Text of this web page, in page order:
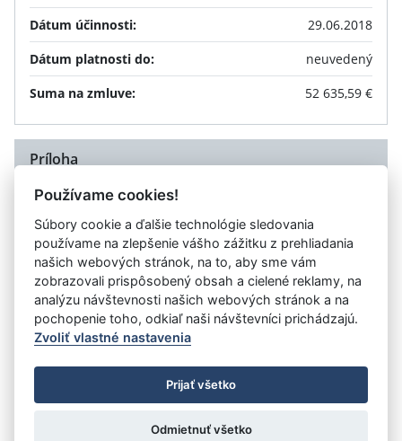
Dátum účinnosti:
29.06.2018
Dátum platnosti do:
neuvedený
Suma na zmluve:
52 635,59 €
Príloha
2017/000003-027 na realizáciu akcie „Bratislava
KEÚ PZ, rekonštrukcia bloku D“ (., )
Návrat späť na zmluvu
Úrad vlády SR
- Všetky práva vyhradené
Prehlásenie o prístupnosti
Zmluvy do 31.12.2010
Nastavenia cookies
Používame cookies!
Súbory cookie a ďalšie technológie sledovania
používame na zlepšenie vášho zážitku z prehliadania
našich webových stránok, na to, aby sme vám
zobrazovali prispôsobený obsah a cielené reklamy, na
analýzu návštevnosti našich webových stránok a na
pochopenie toho, odkiaľ naši návštevníci prichádzajú.
Zvoliť vlastné nastavenia
Prijať všetko
Odmietnuť všetko